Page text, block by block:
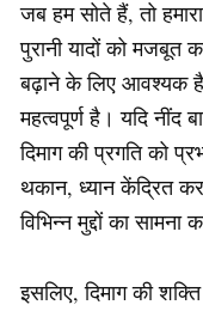
जब हम सोते हैं, तो
पुरानी यादों को मजबूत
बढ़ाने के लिए आवश्यक
महत्वपूर्ण है। यदि नींद
दिमाग की प्रगति को
थकान, ध्यान केंद्रित
विभिन्न मुद्दों का
इसलिए, दिमाग की